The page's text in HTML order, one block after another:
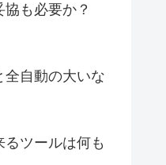
協も必要か？
全自動の大いな
るツールは何も